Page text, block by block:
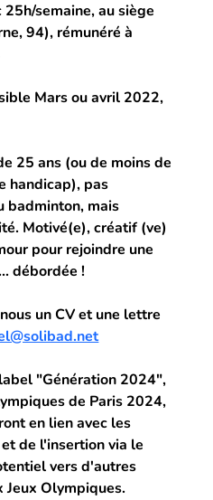
semaine, au siège
94), rémunéré à
Mars ou avril 2022,
25 ans (ou de moins de
handicap), pas
badminton, mais
Motivé(e), créatif (ve)
pour rejoindre une
débordée !
un CV et une lettre
"Génération 2024",
de Paris 2024,
en lien avec les
de l'insertion via le
vers d'autres
Jeux Olympiques.